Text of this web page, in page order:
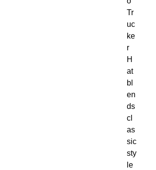
Tr
uc
ke
r
H
at
bl
en
ds
cl
as
sic
sty
le